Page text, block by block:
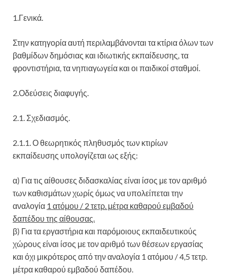
1.Γενικά.
Στην κατηγορία αυτή περιλαμβάνονται τα κτίρια όλων των
βαθμίδων δημόσιας και ιδιωτικής εκπαίδευσης, τα
φροντιστήρια, τα νηπιαγωγεία και οι παιδικοί σταθμοί.
2.Οδεύσεις διαφυγής.
2.1. Σχεδιασμός.
2.1.1. Ο θεωρητικός πληθυσμός των κτιρίων
εκπαίδευσης υπολογίζεται ως εξής:
α) Για τις αίθουσες διδασκαλίας είναι ίσος με τον αριθμό
των καθισμάτων χωρίς όμως να υπολείπεται την
αναλογία 1 ατόμου / 2 τετρ. μέτρα καθαρού εμβαδού
δαπέδου της αίθουσας.
β) Για τα εργαστήρια και παρόμοιους εκπαιδευτικούς
χώρους είναι ίσος με τον αριθμό των θέσεων εργασίας
και όχι μικρότερος από την αναλογία 1 ατόμου / 4,5 τετρ.
μέτρα καθαρού εμβαδού δαπέδου.